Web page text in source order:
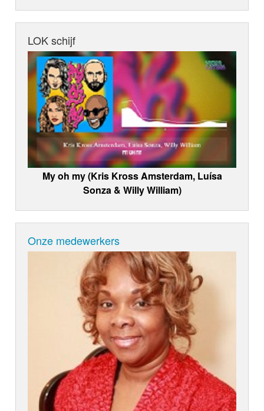
LOK schijf
My oh my (Kris Kross Amsterdam, Luísa
Sonza & Willy William)
Onze medewerkers